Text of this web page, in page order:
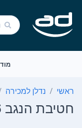
ראשי נדלן למכירה
חטיבת הנגב 46 (רמת רבין)